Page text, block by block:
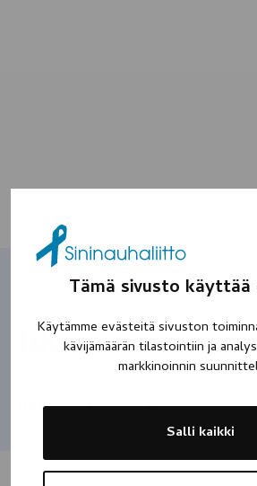
Tämä sivusto
Käytämme evästeitä sivuston
kävijämäärän tilastointiin ja
markkinoinnin
Salli kaikki
Iskä